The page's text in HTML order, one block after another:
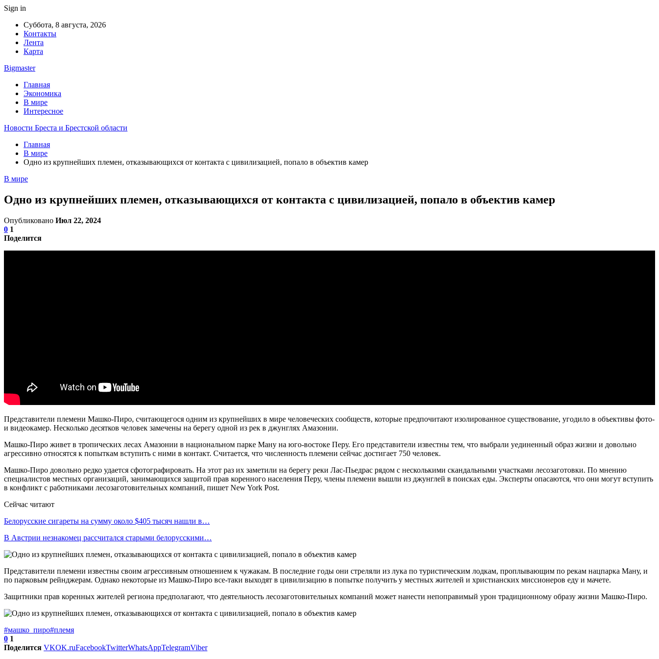
Sign in
Суббота, 8 августа, 2026
Контакты
Лента
Карта
Bigmaster
Главная
Экономика
В мире
Интересное
Новости Бреста и Брестской области
Главная
В мире
Одно из крупнейших племен, отказывающихся от контакта с цивилизацией, попало в объектив камер
В мире
Одно из крупнейших племен, отказывающихся от контакта с цивилизацией, попало в объектив камер
Опубликовано Июл 22, 2024
0 1
Поделится
Представители племени Машко-Пиро, считающегося одним из крупнейших в мире человеческих сообществ, которые предпочитают изолированное существование, угодило в объективы фото-
и видеокамер. Несколько десятков человек замечены на берегу одной из рек в джунглях Амазонии.
Машко-Пиро живет в тропических лесах Амазонии в национальном парке Ману на юго-востоке Перу. Его представители известны тем, что выбрали уединенный образ жизни и довольно
агрессивно относятся к попыткам вступить с ними в контакт. Считается, что численность племени сейчас достигает 750 человек.
Машко-Пиро довольно редко удается сфотографировать. На этот раз их заметили на берегу реки Лас-Пьедрас рядом с несколькими скандальными участками лесозаготовки. По мнению
специалистов местных организаций, занимающихся защитой прав коренного населения Перу, члены племени вышли из джунглей в поисках еды. Эксперты опасаются, что они могут вступить
в конфликт с работниками лесозаготовительных компаний, пишет New York Post.
Сейчас читают
Белорусские сигареты на сумму около $405 тысяч нашли в…
В Австрии незнакомец рассчитался старыми белорусскими…
Представители племени известны своим агрессивным отношением к чужакам. В последние годы они стреляли из лука по туристическим лодкам, проплывающим по рекам нацпарка Ману, и
по парковым рейнджерам. Однако некоторые из Машко-Пиро все-таки выходят в цивилизацию в попытке получить у местных жителей и христианских миссионеров еду и мачете.
Защитники прав коренных жителей региона предполагают, что деятельность лесозаготовительных компаний может нанести непоправимый урон традиционному образу жизни Машко-Пиро.
#машко_пиро#племя
0 1
Поделится VKOK.ruFacebookTwitterWhatsAppTelegramViber